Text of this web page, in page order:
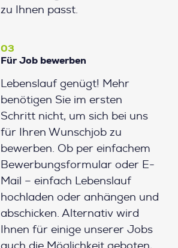
zu Ihnen passt.
03
Für Job bewerben
Lebenslauf genügt! Mehr
benötigen Sie im ersten
Schritt nicht, um sich bei uns
für Ihren Wunschjob zu
bewerben. Ob per einfachem
Bewerbungsformular oder E-
Mail – einfach Lebenslauf
hochladen oder anhängen und
abschicken. Alternativ wird
Ihnen für einige unserer Jobs